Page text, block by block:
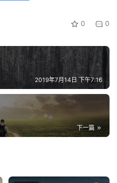
注册
0 0
2019年7月14日 下午7:16
下一篇